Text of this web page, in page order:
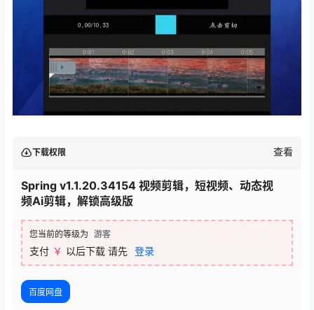
下载权限 查看
Spring v1.1.20.34154 视频剪辑，短视频、动态视
频Ai剪辑，解锁高级版
您当前的等级为 游客
支付 ￥ 以后下载 请先 登录
百度网盘